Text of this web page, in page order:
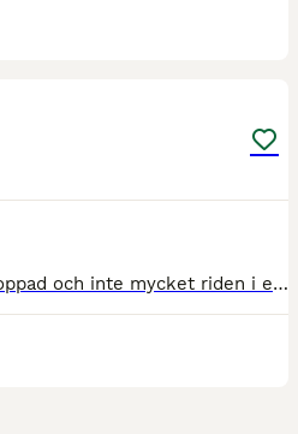
Svart sadel i begagnat skick. Omstoppad och inte mycket riden i efter det. Någon dekorsöm har släppt på kåpan men i övrigt hel och fin. Går själv att byta koppjärn. Nu sitter det ett wide i.